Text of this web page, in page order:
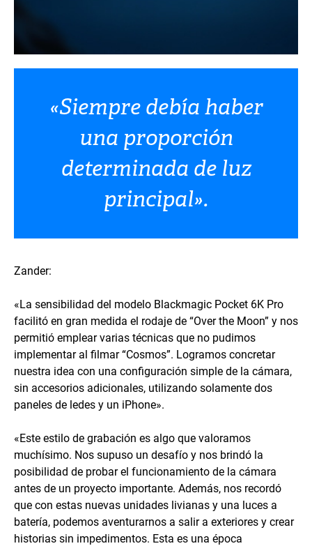
«Siempre debía haber
una proporción
determinada de luz
principal».
Zander:
«La sensibilidad del modelo Blackmagic Pocket 6K Pro
facilitó en gran medida el rodaje de “Over the Moon” y nos
permitió emplear varias técnicas que no pudimos
implementar al filmar “Cosmos”. Logramos concretar
nuestra idea con una configuración simple de la cámara,
sin accesorios adicionales, utilizando solamente dos
paneles de ledes y un iPhone».
«Este estilo de grabación es algo que valoramos
muchísimo. Nos supuso un desafío y nos brindó la
posibilidad de probar el funcionamiento de la cámara
antes de un proyecto importante. Además, nos recordó
que con estas nuevas unidades livianas y una luces a
batería, podemos aventurarnos a salir a exteriores y crear
historias sin impedimentos. Esta es una época